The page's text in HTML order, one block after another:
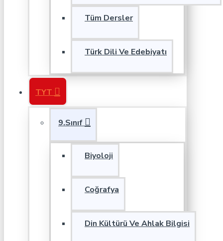
Tüm Dersler
Türk Dili Ve Edebiyatı
TYT
9.Sınıf
Biyoloji
Coğrafya
Din Kültürü Ve Ahlak Bilgisi